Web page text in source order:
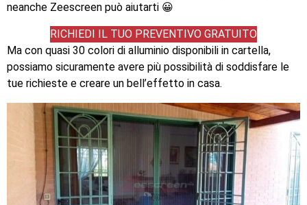
neanche Zeescreen può aiutarti 😀
RICHIEDI IL TUO PREVENTIVO GRATUITO
Ma con quasi 30 colori di alluminio disponibili in cartella,
possiamo sicuramente avere più possibilità di soddisfare le
tue richieste e creare un bell’effetto in casa.